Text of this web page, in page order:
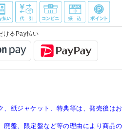
けるPay払い
紙ジャケット、特典等は、発売後は
盤、限定盤など等の理由により商品